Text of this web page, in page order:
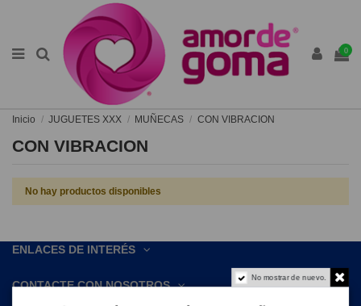
0
Inicio JUGUETES XXX MUÑECAS CON VIBRACION
CON VIBRACION
No hay productos disponibles
ENLACES DE INTERÉS
CONTACTE CON NOSOTROS
No mostrar de nuevo.